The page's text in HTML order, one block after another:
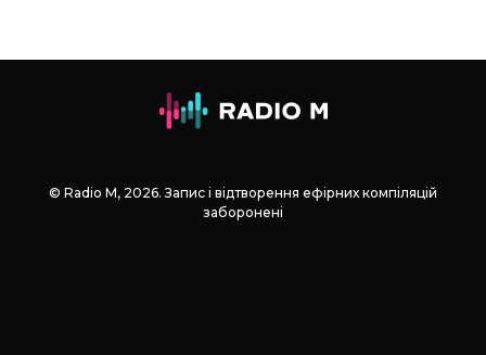
© Radio М, 2026. Запис і відтворення ефірних компіляцій
заборонені